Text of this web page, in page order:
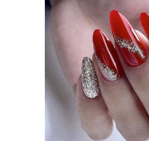
Оранжевый маникюр